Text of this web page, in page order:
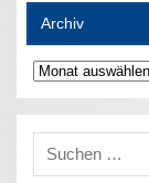
Archiv
Archiv